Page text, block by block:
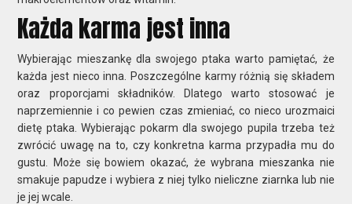
Każda karma jest inna
Wybierając mieszankę dla swojego ptaka warto pamiętać, że
każda jest nieco inna. Poszczególne karmy różnią się składem
oraz proporcjami składników. Dlatego warto stosować je
naprzemiennie i co pewien czas zmieniać, co nieco urozmaici
dietę ptaka. Wybierając pokarm dla swojego pupila trzeba też
zwrócić uwagę na to, czy konkretna karma przypadła mu do
gustu. Może się bowiem okazać, że wybrana mieszanka nie
smakuje papudze i wybiera z niej tylko nieliczne ziarnka lub nie
je jej wcale.